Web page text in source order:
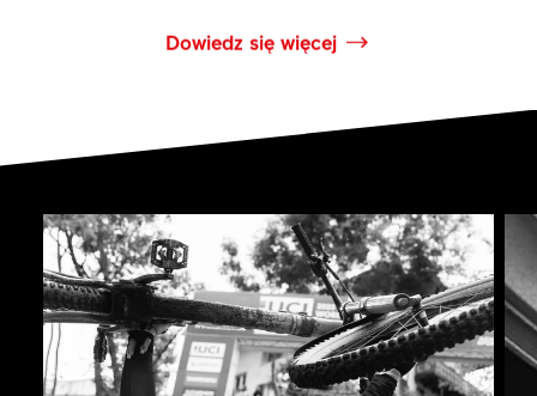
Dowiedz się więcej